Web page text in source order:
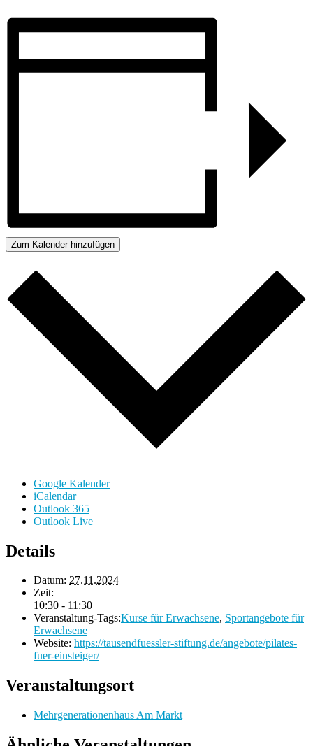
Zum Kalender hinzufügen
Google Kalender
iCalendar
Outlook 365
Outlook Live
Details
Datum: 27.11.2024
Zeit:
10:30 - 11:30
Veranstaltung-Tags:Kurse für Erwachsene, Sportangebote für
Erwachsene
Website: https://tausendfuessler-stiftung.de/angebote/pilates-
fuer-einsteiger/
Veranstaltungsort
Mehrgenerationenhaus Am Markt